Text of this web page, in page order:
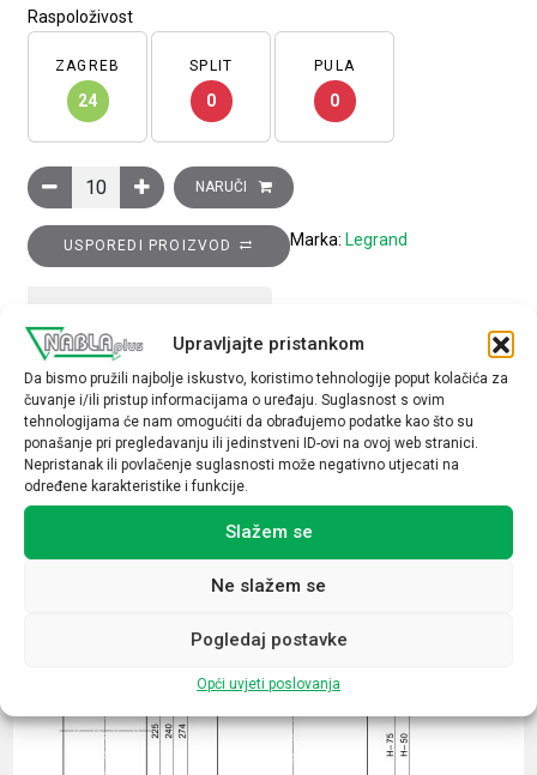
Upravljajte pristankom
Da bismo pružili najbolje iskustvo, koristimo tehnologije poput kolačića za
čuvanje i/ili pristup informacijama o uređaju. Suglasnost s ovim
tehnologijama će nam omogućiti da obrađujemo podatke kao što su
ponašanje pri pregledavanju ili jedinstveni ID-ovi na ovoj web stranici.
Nepristanak ili povlačenje suglasnosti može negativno utjecati na
određene karakteristike i funkcije.
Slažem se
Ne slažem se
Pogledaj postavke
Opći uvjeti poslovanja
Raspoloživost
ZAGREB
24
SPLIT
0
PULA
0
Sklopka Niloé, 2P+E, s poklopcem, vijčani priključak, bijela
NARUČI
USPOREDI PROIZVOD Marka: Legrand
Povezani proizvodi